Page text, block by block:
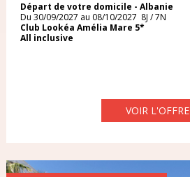
Départ de votre domicile - Albanie
Du 30/09/2027 au 08/10/2027 8J / 7N
Club Lookéa Amélia Mare 5*
All inclusive
VOIR L'OFFRE
BUDGET / PERSONNE